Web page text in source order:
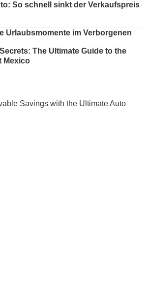
So schnell sinkt der Verkaufspreis
Urlaubsmomente im Verborgenen
The Ultimate Guide to the
Mexico